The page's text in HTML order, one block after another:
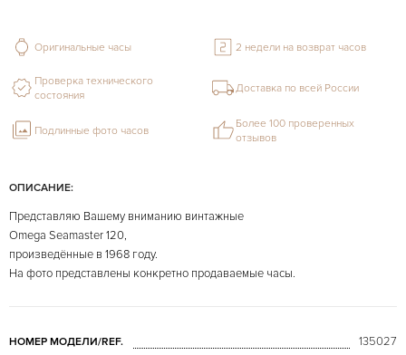
ОПИСАНИЕ:
Представляю Вашему вниманию винтажные
Omega Seamaster 120,
произведённые в 1968 году.
На фото представлены конкретно продаваемые часы.
НОМЕР МОДЕЛИ/REF. 135027
Оригинальные часы 2 недели на возврат часов
Проверка технического
состояния
Доставка по всей России
Подлинные фото часов
Более 100 проверенных
отзывов